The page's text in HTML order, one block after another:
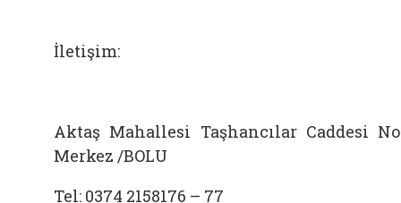
İletişim:
Aktaş Mahallesi Taşhancılar Caddesi
Merkez /BOLU
Tel: 0374 2158176 – 77